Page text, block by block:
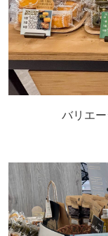
バリエ